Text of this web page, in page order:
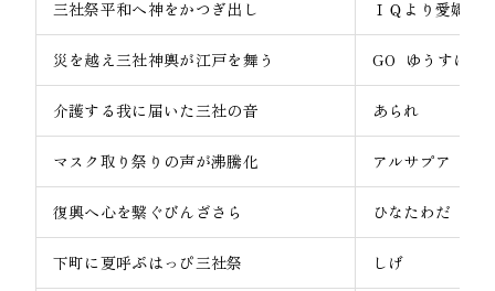
三社祭平和へ神をかつぎ出し ＩＱより愛嬌
災を越え三社神輿が江戸を舞う GO ゆうすけ
介護する我に届いた三社の音 あられ
マスク取り祭りの声が沸騰化 アルサプア
復興へ心を繋ぐびんざさら ひなたわだ
下町に夏呼ぶはっぴ三社祭 しげ